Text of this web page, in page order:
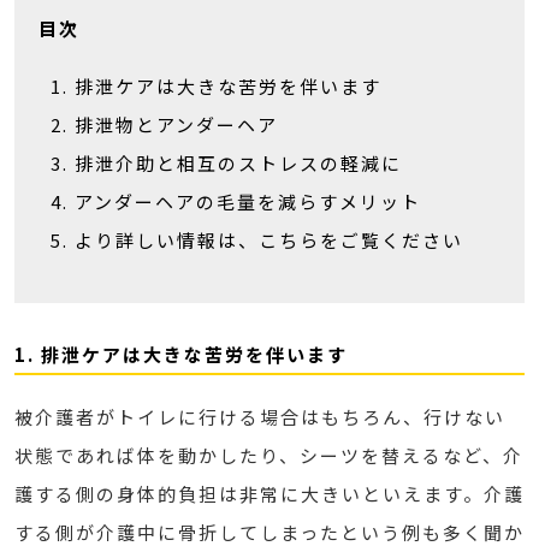
目次
排泄ケアは大きな苦労を伴います
排泄物とアンダーヘア
排泄介助と相互のストレスの軽減に
アンダーヘアの毛量を減らすメリット
より詳しい情報は、こちらをご覧ください
1. 排泄ケアは大きな苦労を伴います
被介護者がトイレに行ける場合はもちろん、行けない
状態であれば体を動かしたり、シーツを替えるなど、介
護する側の身体的負担は非常に大きいといえます。介護
する側が介護中に骨折してしまったという例も多く聞か